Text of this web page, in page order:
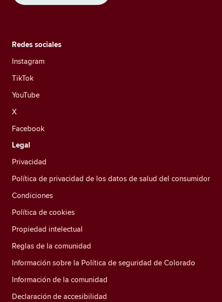
Redes sociales
Instagram
TikTok
YouTube
X
Facebook
Legal
Privacidad
Política de privacidad de los datos de salud del consumidor
Condiciones
Política de cookies
Propiedad intelectual
Reglas de la comunidad
Información sobre la Política de seguridad de Colorado
Información de la comunidad
Declaración de accesibilidad